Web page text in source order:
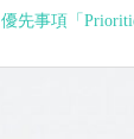
優先事項「